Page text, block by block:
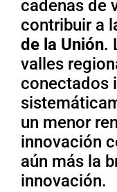
cadenas de
contribuir a
de la Unión.
valles
conectados
un menor
innovación
aún más la
innovación.